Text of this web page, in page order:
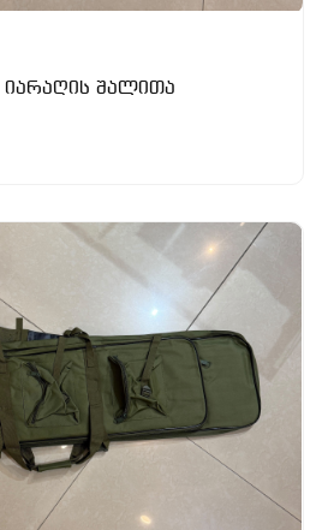
იარაღის შალითა